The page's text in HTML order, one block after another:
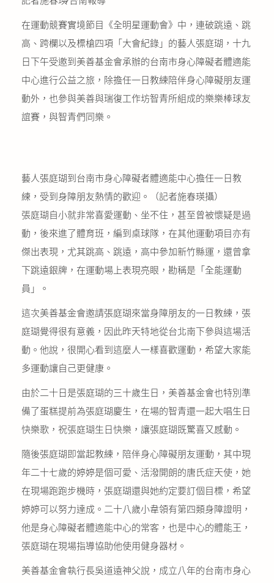
網站地圖
在運動競賽實境節目《全明星運動會》中，連破跳遠、跳
高、跨欄以及標槍四項「大會紀錄」的藝人張庭瑚，十九
日下午受邀到美善基金會承辦的台南市身心障礙者體適能
中心進行公益之旅，除擔任一日教練陪伴身心障礙朋友運
動外，也參與美善與瑞復工作坊智青所組成的樂樂棒球友
誼賽，與智青們同樂。
藝人張庭瑚到台南市身心障礙者體適能中心擔任一日教
練，受到身障朋友熱情的歡迎。（記者施春瑛攝）
張庭瑚自小就非常喜愛運動、坐不住，甚至曾被懷疑是過
動，後來進了體育班，編到桌球隊，在其他運動項目亦有
傑出表現，尤其跳高、跳遠，高中參加新竹縣運，還曾拿
下跳遠銀牌，在運動場上表現亮眼，勘稱是「全能運動
員」。
這次美善基金會邀請張庭瑚來當身障朋友的一日教練，張
庭瑚覺得很有意義，因此昨天特地從台北南下參與這場活
動。他說，很開心看到這麼人一樣喜歡運動，希望大家能
多運動讓自己更健康。
由於二十日是張庭瑚的三十歲生日，美善基金會也特別準
備了蛋糕提前為張庭瑚慶生，在場的智青還一起大唱生日
快樂歌，祝張庭瑚生日快樂，讓張庭瑚既驚喜又感動。
隨後張庭瑚即當起教練，陪伴身心障礙朋友運動，其中現
年二十七歲的婷婷是個可愛、活潑開朗的唐氏症天使，她
在現場跑跑步機時，張庭瑚還與她約定要訂個目標，希望
婷婷可以努力達成。二十八歲小韋領有第四類身障證明，
他是身心障礙者體適能中心的常客，也是中心的體能王，
張庭瑚在現場指導協助他使用健身器材。
美善基金會執行長吳道遠神父說，成立八年的台南市身心